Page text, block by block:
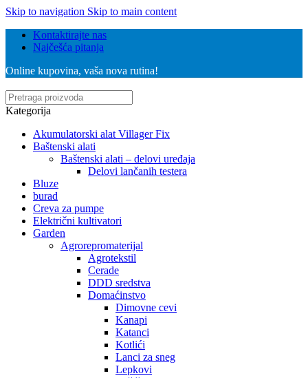
Skip to navigation Skip to main content
Kontaktirajte nas
Najčešća pitanja
Online kupovina, vaša nova rutina!
Kategorija
Akumulatorski alat Villager Fix
Baštenski alati
Baštenski alati – delovi uređaja
Delovi lančanih testera
Bluze
burad
Creva za pumpe
Električni kultivatori
Garden
Agrorepromaterijal
Agrotekstil
Cerade
DDD sredstva
Domaćinstvo
Dimovne cevi
Kanapi
Katanci
Kotlići
Lanci za sneg
Lepkovi